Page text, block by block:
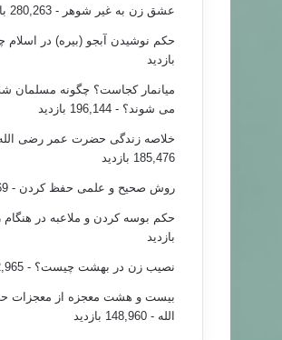
عشق زن به غیر شوهر - 280,263 بازدید
حکم نوشیدن آبجو (بیره) در
بازدید
میانمار کجاست؟ چگونه مسلمان
می شوند؟ - 196,144 بازدید
خلاصه زندگی حضرت عمر رضی الله
185,476 بازدید
روش صحیح و علمی حفظ کردن - 180,569 بازدید
حکم بوسه کردن و ملاعبه در هنگام
بازدید
نصیب زن در بهشت چیست؟ - 152,965 بازدید
بیست و هشت معجزه از معجزات
الله - 148,960 بازدید